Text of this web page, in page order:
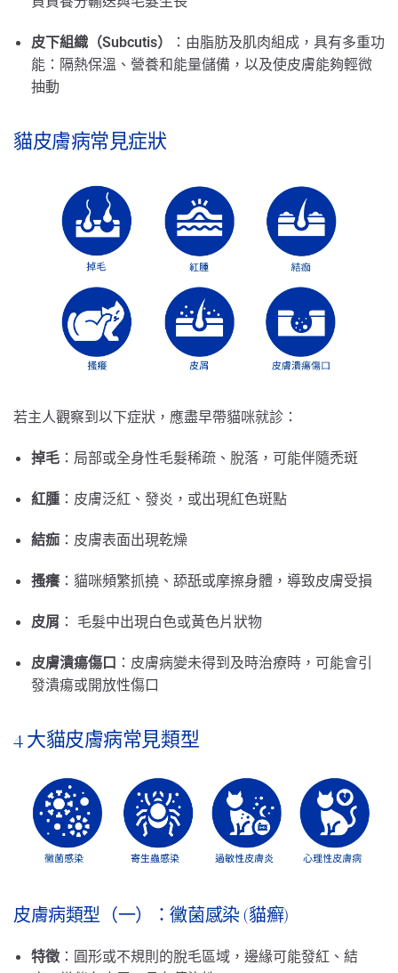
皮下組織（Subcutis）
：由脂肪及肌肉組成，具有多重功
能：隔熱保溫、營養和能量儲備，以及使皮膚能夠輕微
抽動
貓皮膚病常見症狀
若主人觀察到以下症狀，應盡早帶貓咪就診：
掉毛 ：局部或全身性毛髮稀疏、脫落，可能伴隨禿斑
紅腫 ：皮膚泛紅、發炎，或出現紅色斑點
結痂 ：皮膚表面出現乾燥
搔癢：貓咪頻繁抓撓、舔舐或摩擦身體，導致皮膚受損
皮屑 ： 毛髮中出現白色或黃色片狀物
皮膚潰瘍傷口 ：皮膚病變未得到及時治療時，可能會引
發潰瘍或開放性傷口
4 大貓皮膚病常見類型
皮膚病類型（一）：黴菌感染 (貓癬)
特徵 ：圓形或不規則的脫毛區域，邊緣可能發紅、結